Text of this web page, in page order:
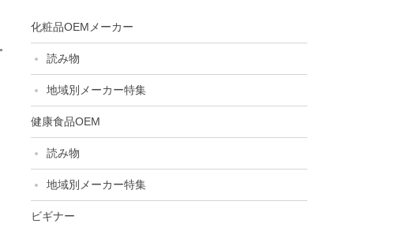
化粧品OEMメーカー
読み物
地域別メーカー特集
健康食品OEM
読み物
地域別メーカー特集
ビギナー